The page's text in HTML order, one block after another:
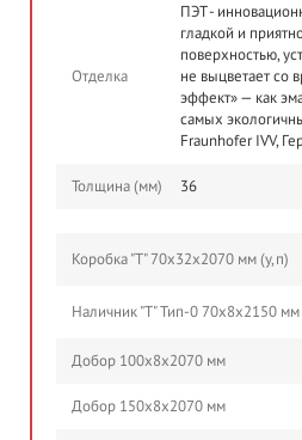
Отделка
ПЭТ -
гладкой и
поверхностью,
не выцветает со
эффект» — как
самых
Fraunhofer IVV,
Толщина (мм) 36
Коробка "Т" 70х32х2070 мм (у,п)
Наличник "Т" Тип-0 70х8х2150 мм
Добор 100х8х2070 мм
Добор 150х8х2070 мм